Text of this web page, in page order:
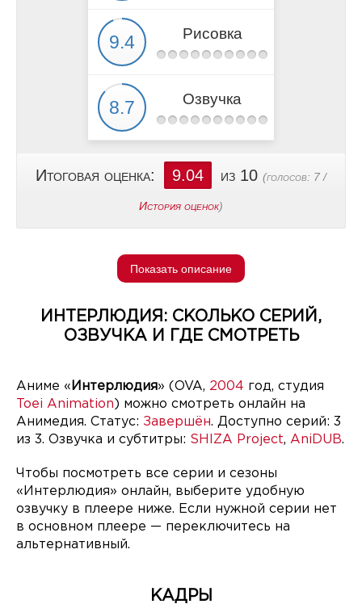
Рисовка
Озвучка
Итоговая оценка: 9.04 из 10 (голосов: 7 /
История оценок)
Показать описание
ИНТЕРЛЮДИЯ: СКОЛЬКО СЕРИЙ,
ОЗВУЧКА И ГДЕ СМОТРЕТЬ
Аниме « Интерлюдия» (OVA, 2004 год, студия
Toei Animation ) можно смотреть онлайн на
Анимедия. Статус: Завершён. Доступно серий: 3
из 3. Озвучка и субтитры: SHIZA Project, AniDUB.
Чтобы посмотреть все серии и сезоны
«Интерлюдия» онлайн, выберите удобную
озвучку в плеере ниже. Если нужной серии нет
в основном плеере — переключитесь на
альтернативный.
КАДРЫ